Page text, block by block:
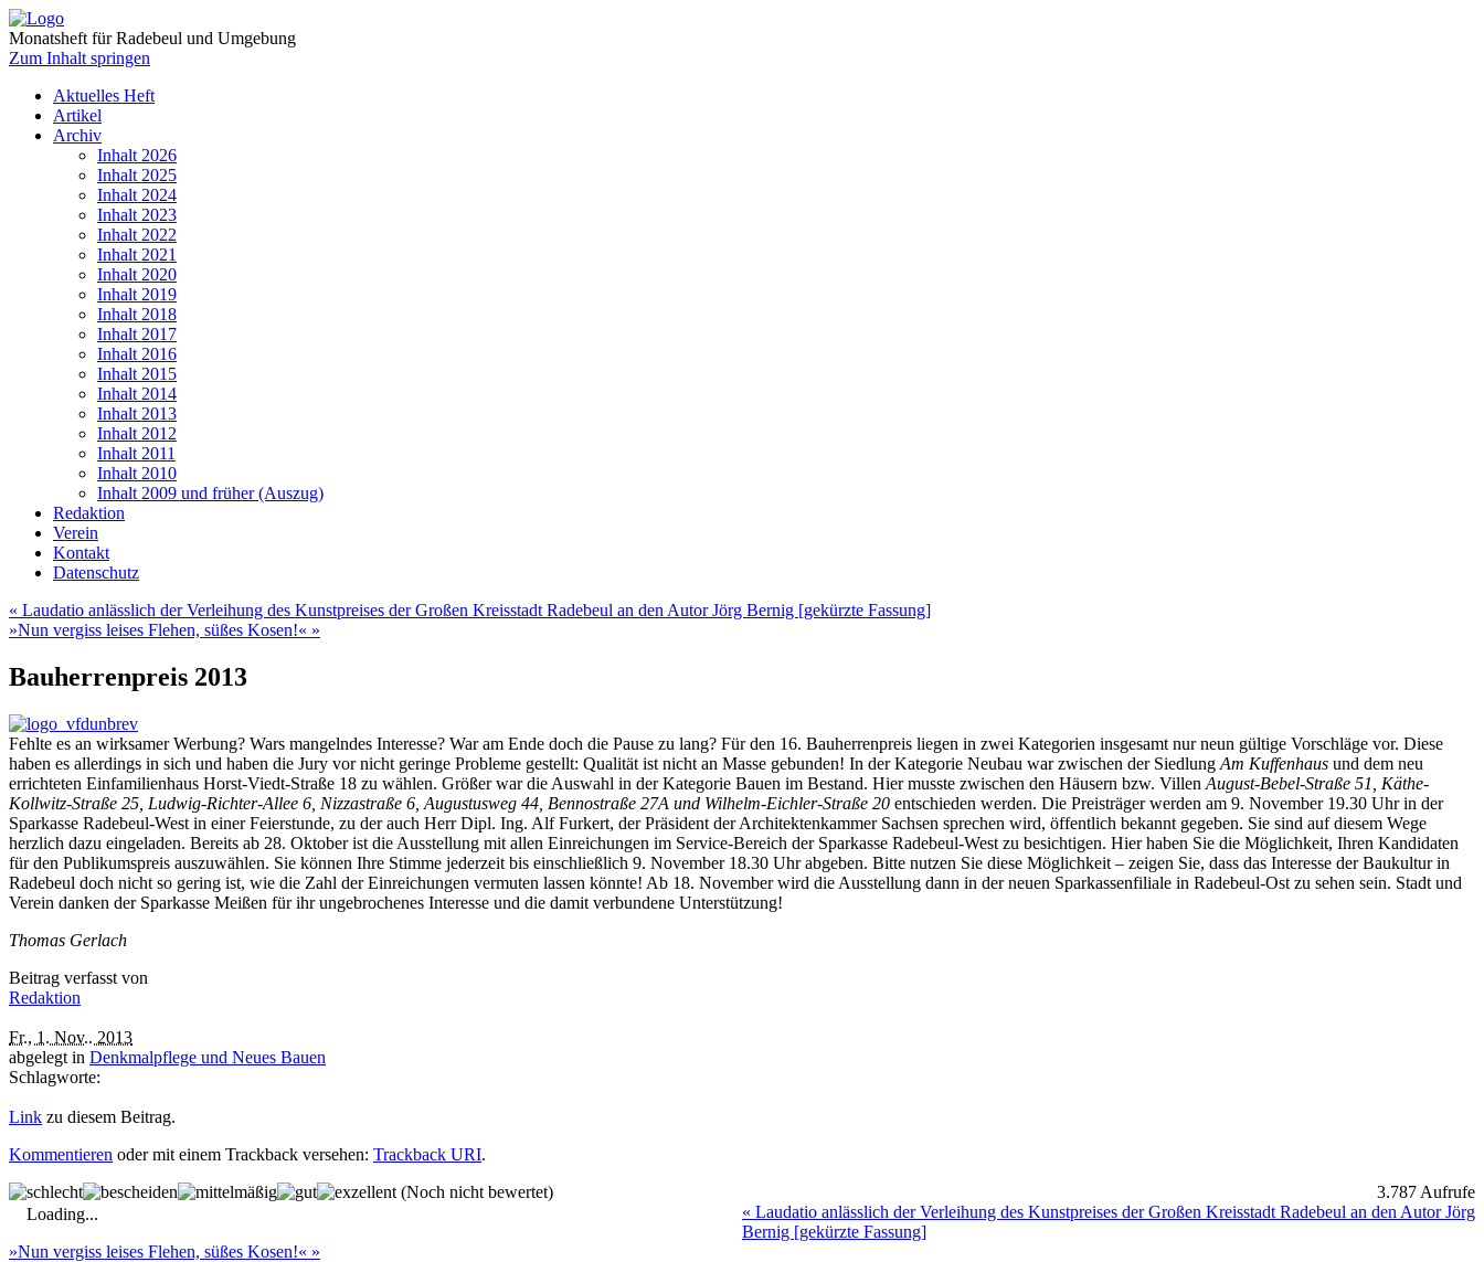
Monatsheft für Radebeul und Umgebung
Zum Inhalt springen
Aktuelles Heft
Artikel
Archiv
Inhalt 2026
Inhalt 2025
Inhalt 2024
Inhalt 2023
Inhalt 2022
Inhalt 2021
Inhalt 2020
Inhalt 2019
Inhalt 2018
Inhalt 2017
Inhalt 2016
Inhalt 2015
Inhalt 2014
Inhalt 2013
Inhalt 2012
Inhalt 2011
Inhalt 2010
Inhalt 2009 und früher (Auszug)
Redaktion
Verein
Kontakt
Datenschutz
« Laudatio anlässlich der Verleihung des Kunstpreises der Großen Kreisstadt Radebeul an den Autor Jörg Bernig [gekürzte Fassung]
»Nun vergiss leises Flehen, süßes Kosen!« »
Bauherrenpreis 2013
Fehlte es an wirksamer Werbung? Wars mangelndes Interesse? War am Ende doch die Pause zu lang? Für den 16. Bauherrenpreis liegen in zwei Kategorien insgesamt nur neun gültige Vorschläge vor. Diese
haben es allerdings in sich und haben die Jury vor nicht geringe Probleme gestellt: Qualität ist nicht an Masse gebunden! In der Kategorie Neubau war zwischen der Siedlung Am Kuffenhaus und dem neu
errichteten Einfamilienhaus Horst-Viedt-Straße 18 zu wählen. Größer war die Auswahl in der Kategorie Bauen im Bestand. Hier musste zwischen den Häusern bzw. Villen August-Bebel-Straße 51, Käthe-
Kollwitz-Straße 25, Ludwig-Richter-Allee 6, Nizzastraße 6, Augustusweg 44, Bennostraße 27A und Wilhelm-Eichler-Straße 20 entschieden werden. Die Preisträger werden am 9. November 19.30 Uhr in der
Sparkasse Radebeul-West in einer Feierstunde, zu der auch Herr Dipl. Ing. Alf Furkert, der Präsident der Architektenkammer Sachsen sprechen wird, öffentlich bekannt gegeben. Sie sind auf diesem Wege
herzlich dazu eingeladen. Bereits ab 28. Oktober ist die Ausstellung mit allen Einreichungen im Service-Bereich der Sparkasse Radebeul-West zu besichtigen. Hier haben Sie die Möglichkeit, Ihren Kandidaten
für den Publikumspreis auszuwählen. Sie können Ihre Stimme jederzeit bis einschließlich 9. November 18.30 Uhr abgeben. Bitte nutzen Sie diese Möglichkeit – zeigen Sie, dass das Interesse der Baukultur in
Radebeul doch nicht so gering ist, wie die Zahl der Einreichungen vermuten lassen könnte! Ab 18. November wird die Ausstellung dann in der neuen Sparkassenfiliale in Radebeul-Ost zu sehen sein. Stadt und
Verein danken der Sparkasse Meißen für ihr ungebrochenes Interesse und die damit verbundene Unterstützung!
Thomas Gerlach
Beitrag verfasst von
Redaktion
Fr., 1. Nov.. 2013
abgelegt in Denkmalpflege und Neues Bauen
Schlagworte:
Link zu diesem Beitrag.
Kommentieren oder mit einem Trackback versehen: Trackback URI.
(Noch nicht bewertet)
Loading...
3.787 Aufrufe
« Laudatio anlässlich der Verleihung des Kunstpreises der Großen Kreisstadt Radebeul an den Autor Jörg
Bernig [gekürzte Fassung]
»Nun vergiss leises Flehen, süßes Kosen!« »